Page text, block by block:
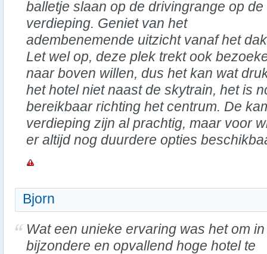
balletje slaan op de drivingrange op de
verdieping. Geniet van het
adembenemende uitzicht vanaf het
Let wel op, deze plek trekt ook
naar boven willen, dus het kan wat
het hotel niet naast de skytrain, het is
bereikbaar richting het centrum. De
verdieping zijn al prachtig, maar voor
er altijd nog duurdere opties
Bjorn
Wat een unieke ervaring was het om
bijzondere en opvallend hoge hotel te